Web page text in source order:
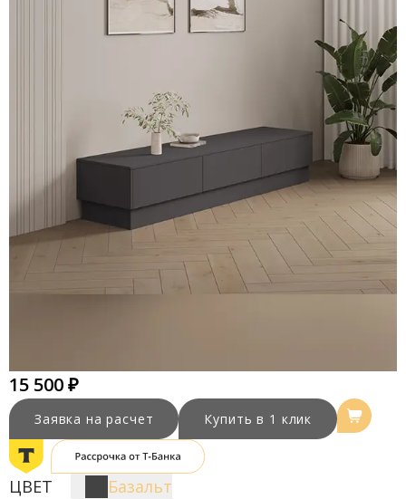
15 500 ₽
Заявка на расчет Купить в 1 клик
ЦВЕТ Базальт